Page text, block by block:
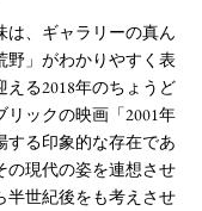
は、ギャラリーの真ん
野」がわかりやすく表
る2018年のちょうど
ックの映画「2001年
する印象的な存在であ
の現代の姿を連想させ
半世紀後をも考えさせ